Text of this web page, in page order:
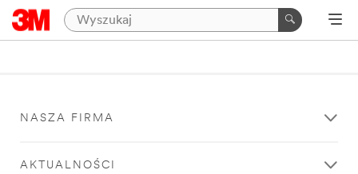
NASZA FIRMA
AKTUALNOŚCI